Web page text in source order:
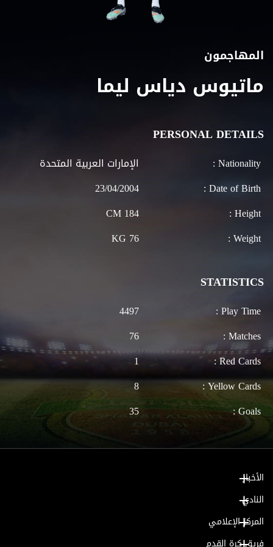
المهاجمون
ماتيوس دياس ليما
PERSONAL DETAILS
Nationality :
الإمارات العربية المتحدة
Date of Birth :
23/04/2004
Height :
184 CM
Weight :
76 KG
STATISTICS
Play Time :
4497
Matches :
76
Red Cards :
1
Yellow Cards :
8
Goals :
35
الأخبار
النادي
المركز الإعلامي
فريق كرة القدم